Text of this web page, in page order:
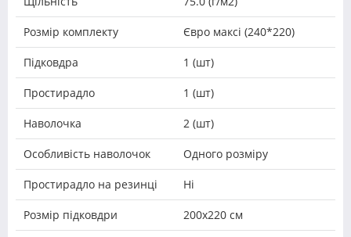
Розмір комплекту Євро максі (240*220)
Підковдра 1 (шт)
Простирадло 1 (шт)
Наволочка 2 (шт)
Особливість наволочок Одного розміру
Простирадло на резинці Ні
Розмір підковдри 200х220 см